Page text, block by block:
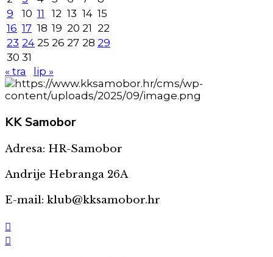
9
10 11 12 13 14 15
16 17 18 19 20 21 22
23 24 25 26 27 28 29
30 31
« tra
lip »
KKSamobor
Adresa: HR-Samobor
Andrije Hebranga 26A
E-mail: klub@kksamobor.hr